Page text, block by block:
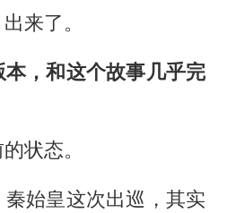
来了。
本，和这个故事几乎完
状态。
始皇这次出巡，其实